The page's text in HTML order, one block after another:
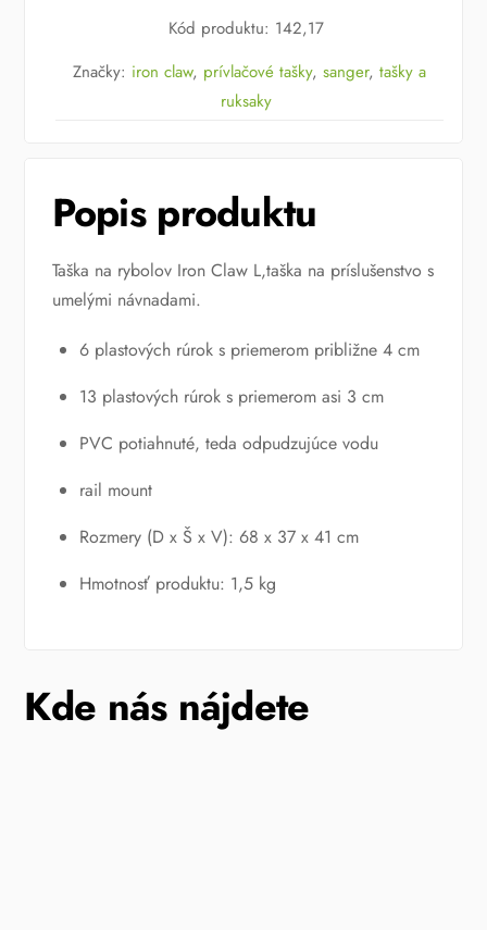
TACKLE
Kód produktu: 142,17
Značky: iron claw, prívlačové tašky,sanger,tašky a
ruksaky
Popis produktu
Taška na rybolov Iron Claw L,taška na príslušenstvo s
umelými návnadami.
6 plastových rúrok s priemerom približne 4 cm
13 plastových rúrok s priemerom asi 3 cm
PVC potiahnuté, teda odpudzujúce vodu
rail mount
Rozmery (D x Š x V): 68 x 37 x 41 cm
Hmotnosť produktu: 1,5 kg
Kde nás nájdete